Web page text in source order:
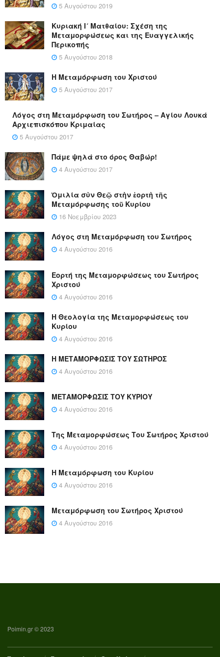
5 Αυγούστου 2019
Κυριακή Ι´ Ματθαίου: Σχέση της
Μεταμορφώσεως και της Ευαγγελικής
Περικοπής
5 Αυγούστου 2018
Η Μεταμόρφωση του Χριστού
5 Αυγούστου 2017
Λόγος στη Μεταμόρφωση του Σωτήρος – Αγίου Λουκά
Αρχιεπισκόπου Κριμαίας
5 Αυγούστου 2017
Πάμε ψηλά στο όρος Θαβώρ!
4 Αυγούστου 2017
Ὁμιλία σὺν Θεῷ στὴν ἑορτὴ τῆς
Μεταμόρφωσης τοῦ Κυρίου
16 Νοεμβρίου 2023
Λόγος στη Μεταμόρφωση του Σωτήρος
4 Αυγούστου 2016
Εορτή της Μεταμορφώσεως του Σωτήρος
Χριστού
4 Αυγούστου 2016
Η Θεολογία της Μεταμορφώσεως του
Κυρίου
4 Αυγούστου 2016
Η ΜΕΤΑΜΟΡΦΩΣΙΣ ΤΟΥ ΣΩΤΗΡΟΣ
4 Αυγούστου 2016
ΜΕΤΑΜΟΡΦΩΣΙΣ ΤΟΥ ΚΥΡΙΟΥ
4 Αυγούστου 2016
Της Μεταμορφώσεως Του Σωτήρος Χριστού
4 Αυγούστου 2016
Η Μεταμόρφωση του Κυρίου
4 Αυγούστου 2016
Μεταμόρφωση του Σωτήρος Χριστού
4 Αυγούστου 2016
Poimin.gr © 2023